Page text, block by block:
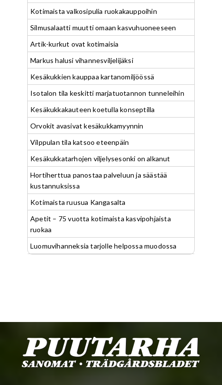
Kotimaista valkosipulia ruokakauppoihin
Silmusalaatti muutti omaan kasvuhuoneeseen
Artik-kurkut ovat kotimaisia
Markus halusi vihannesviljelijäksi
Kesäkukkien kauppaa kartanomiljöössä
Isotalon tila keskitti marjatuotannon tunneleihin
Kesäkukkakauteen koetulla konseptilla
Orvokit avasivat kesäkukkamyynnin
Vilppulan tila katsoo eteenpäin
Kesäkukkatarhojen viljelysesonki on alkanut
Hortiherttua panostaa palveluun ja säästää
kustannuksissa
Kotimaista ruusua Kangasalta
Apetit – 75 vuotta kotimaista kasvipohjaista
ruokaa
Luomuvihanneksia tarjolle helpossa muodossa